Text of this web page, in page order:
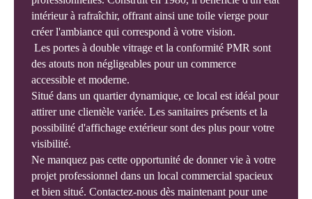
intérieur à rafraîchir, offrant ainsi une toile vierge pour
créer l'ambiance qui correspond à votre vision.
Les portes à double vitrage et la conformité PMR sont
des atouts non négligeables pour un commerce
accessible et moderne.
Situé dans un quartier dynamique, ce local est idéal pour
attirer une clientèle variée. Les sanitaires présents et la
possibilité d'affichage extérieur sont des plus pour votre
visibilité.
Ne manquez pas cette opportunité de donner vie à votre
projet professionnel dans un local commercial spacieux
et bien situé. Contactez-nous dès maintenant pour une